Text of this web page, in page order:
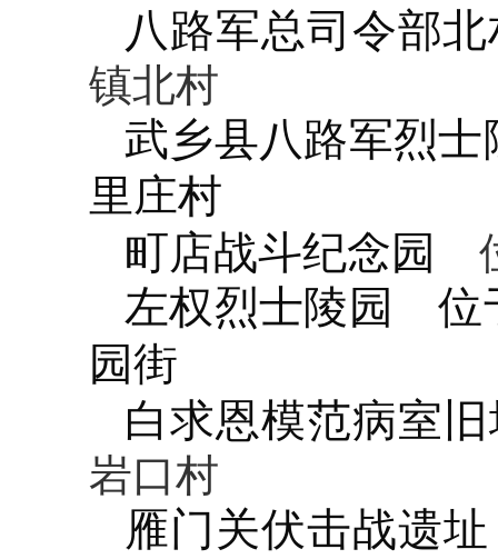
八路军总司令部
镇北村
武乡县八路军烈士
里庄村
町店战斗纪念园
左权烈士陵园
位
园街
白求恩模范病室
岩口村
雁门关伏击战遗址